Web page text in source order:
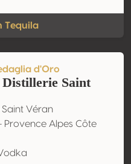
Tequila
d'Oro
Distillerie Saint
Saint Véran
Provence Alpes Côte